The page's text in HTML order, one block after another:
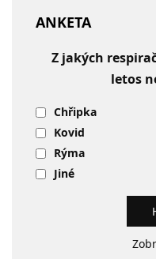
ANKETA
Z jakých
letos
Chřipka
Kovid
Rýma
Jiné